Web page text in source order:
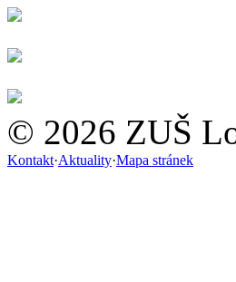
© 2026 ZUŠ
Kontakt·Aktuality·Mapa stránek